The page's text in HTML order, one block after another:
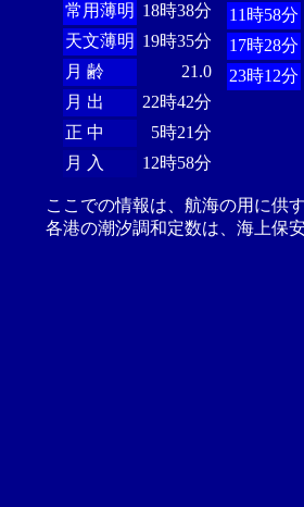
常用薄明 18時38分
天文薄明 19時35分
月 齢
21.0
月 出
22時42分
正 中
5時21分
月 入
12時58分
11時58分
17時28分
23時12分
ここでの情報は、航海の用に供
各港の潮汐調和定数は、海上保